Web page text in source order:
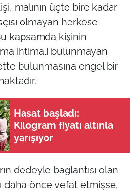
malının üçte bire kadar
olmayan herkese
kapsamda kişinin
ihtimali bulunmayan
bulunmasına engel bir
Hasat başladı:
Kilogram fiyatı altınla
yarışıyor
dedeyle bağlantısı olan
daha önce vefat etmişse,